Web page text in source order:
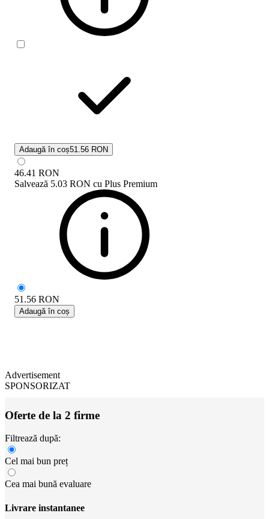
Adaugă în coș51.56 RON
46.41 RON
Salvează 5.03 RON cu Plus Premium
51.56 RON
Adaugă în coș
Advertisement
SPONSORIZAT
Oferte de la 2 firme
Filtrează după:
Cel mai bun preț
Cea mai bună evaluare
Livrare instantanee